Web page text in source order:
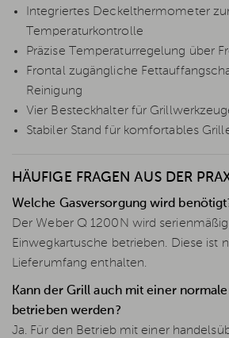
Integriertes Deckelthermometer
Temperaturkontrolle
Präzise Temperaturregelung über
Frontal zugängliche
Reinigung
Vier Besteckhalter für
Stabiler Stand für komfortables
HÄUFIGE FRAGEN AUS DER
Welche Gasversorgung wird
Der Weber Q 1200N wird
Einwegkartusche betrieben. Diese ist
Lieferumfang enthalten.
Kann der Grill auch mit einer
betrieben werden?
Ja. Für den Betrieb mit einer